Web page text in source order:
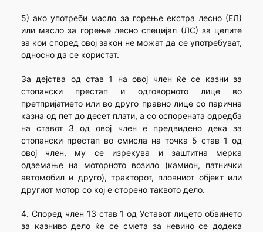
5) ако употреби масло за горење екстра лесно (ЕЛ)
или масло за горење лесно специјал (ЛС) за целите
за кои според овој закон не можат да се употребуват,
односно да се користат.
За дејства од став 1 на овој член ќе се казни за
стопански престап и одговорното лице во
претпријатието или во друго правно лице со парична
казна од пет до десет плати, а со оспорената одредба
на ставот 3 од овој член е предвидено дека за
стопански престап во смисла на точка 5 став 1 од
овој член, му се изрекува и заштитна мерка
одземање на моторното возило (камион, патнички
автомобил и друго), тракторот, пловниот објект или
другиот мотор со кој е сторено таквото дело.
4. Според член 13 став 1 од Уставот лицето обвинето
за казниво дело ќе се смета за невино се додека